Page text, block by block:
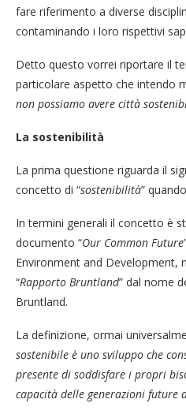
fare riferimento a diverse
contaminando i loro rispettivi
Detto questo vorrei riportare il
particolare aspetto che intendo
non possiamo avere città
La sostenibilità
La prima questione riguarda il
concetto di “sostenibilità”
In termini generali il concetto è
documento “Our Common Future
Environment and Development,
“Rapporto Bruntland” dal nome
Bruntland.
La definizione, ormai
sostenibile è uno sviluppo che
presente di soddisfare i propri
capacità delle generazioni future